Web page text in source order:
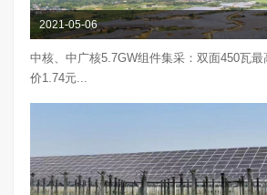
2021-05-06
中核、中广核5.7GW组件集采：双面450瓦最
价1.74元...